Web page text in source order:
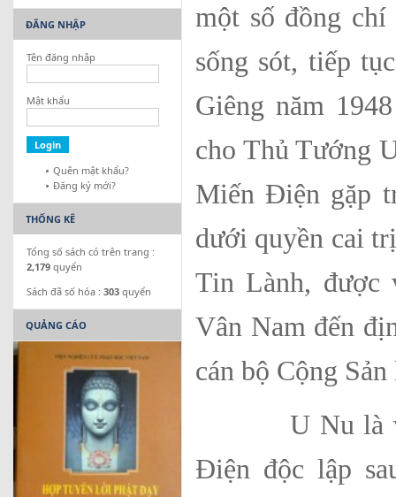
một số đồng
sống sót, tiếp
Giêng năm
cho Thủ Tướng
Miến Điện gặp
dưới quyền cai
Tin Lành, được
Vân Nam đến
cán bộ Cộng
U Nu là vị
Điện độc lập
ĐĂNG NHẬP
Tên đăng nhập
Mật khẩu
Quên mật khẩu?
Đăng ký mới?
THỐNG KÊ
Tổng số sách có trên trang :
2,179 quyển
Sách đã số hóa : 303 quyển
QUẢNG CÁO